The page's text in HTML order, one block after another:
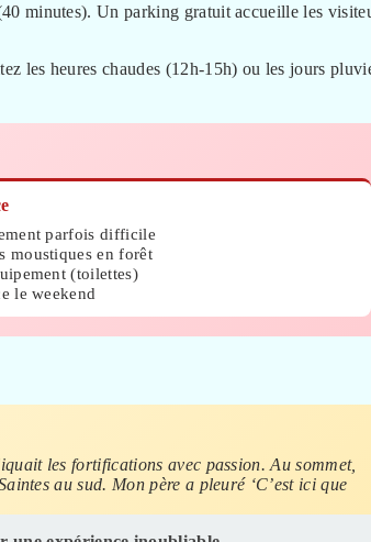
minutes). Un parking gratuit accueille les
les heures chaudes (12h-15h) ou les jours
parfois difficile
moustiques en forêt
(toilettes)
le weekend
les fortifications avec passion. Au sommet,
au sud. Mon père a pleuré ‘C’est ici que